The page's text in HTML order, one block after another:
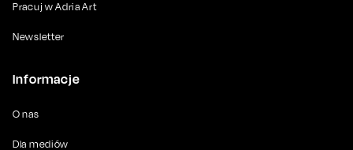
Pracuj w Adria Art
Newsletter
Informacje
O nas
Dla mediów